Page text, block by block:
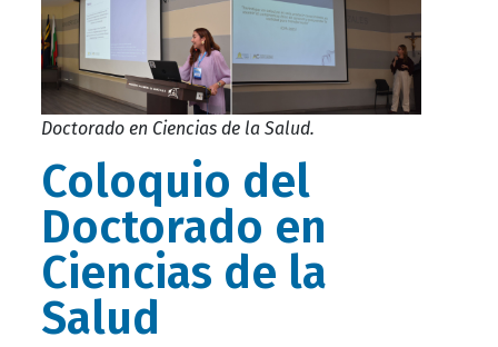
Doctorado en Ciencias de la Salud.
Coloquio del
Doctorado en
Ciencias de la
Salud